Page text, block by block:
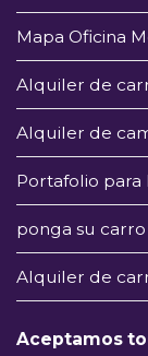
Mapa Oficina
Alquiler de
Alquiler de
Portafolio para
ponga su
Alquiler de
Aceptamos